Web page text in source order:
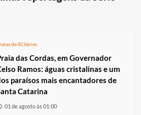
de SCSéries
das Cordas, em Governador
Ramos: águas cristalinas e um
paraísos mais encantadores de
Catarina
01 de agosto às 01:00